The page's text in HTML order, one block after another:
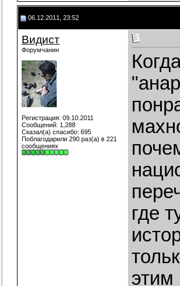
06.12.2011, 23:52
Видист
Форумчанин
Регистрация: 09.10.2011
Сообщений: 1,288
Сказал(а) спасибо: 695
Поблагодарили 290 раз(а) в 221
сообщениях
где
этим